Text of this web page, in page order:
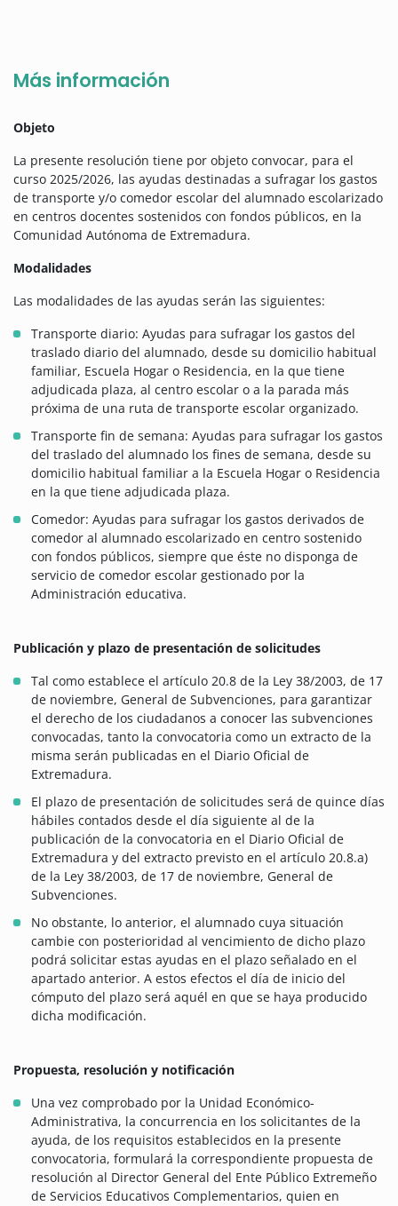
Más información
Objeto
La presente resolución tiene por objeto convocar, para el
curso 2025/2026, las ayudas destinadas a sufragar los gastos
de transporte y/o comedor escolar del alumnado escolarizado
en centros docentes sostenidos con fondos públicos, en la
Comunidad Autónoma de Extremadura.
Modalidades
Las modalidades de las ayudas serán las siguientes:
Transporte diario: Ayudas para sufragar los gastos del
traslado diario del alumnado, desde su domicilio habitual
familiar, Escuela Hogar o Residencia, en la que tiene
adjudicada plaza, al centro escolar o a la parada más
próxima de una ruta de transporte escolar organizado.
Transporte fin de semana: Ayudas para sufragar los gastos
del traslado del alumnado los fines de semana, desde su
domicilio habitual familiar a la Escuela Hogar o Residencia
en la que tiene adjudicada plaza.
Comedor: Ayudas para sufragar los gastos derivados de
comedor al alumnado escolarizado en centro sostenido
con fondos públicos, siempre que éste no disponga de
servicio de comedor escolar gestionado por la
Administración educativa.
Publicación y plazo de presentación de solicitudes
Tal como establece el artículo 20.8 de la Ley 38/2003, de 17
de noviembre, General de Subvenciones, para garantizar
el derecho de los ciudadanos a conocer las subvenciones
convocadas, tanto la convocatoria como un extracto de la
misma serán publicadas en el Diario Oficial de
Extremadura.
El plazo de presentación de solicitudes será de quince días
hábiles contados desde el día siguiente al de la
publicación de la convocatoria en el Diario Oficial de
Extremadura y del extracto previsto en el artículo 20.8.a)
de la Ley 38/2003, de 17 de noviembre, General de
Subvenciones.
No obstante, lo anterior, el alumnado cuya situación
cambie con posterioridad al vencimiento de dicho plazo
podrá solicitar estas ayudas en el plazo señalado en el
apartado anterior. A estos efectos el día de inicio del
cómputo del plazo será aquél en que se haya producido
dicha modificación.
Propuesta, resolución y notificación
Una vez comprobado por la Unidad Económico-
Administrativa, la concurrencia en los solicitantes de la
ayuda, de los requisitos establecidos en la presente
convocatoria, formulará la correspondiente propuesta de
resolución al Director General del Ente Público Extremeño
de Servicios Educativos Complementarios, quien en